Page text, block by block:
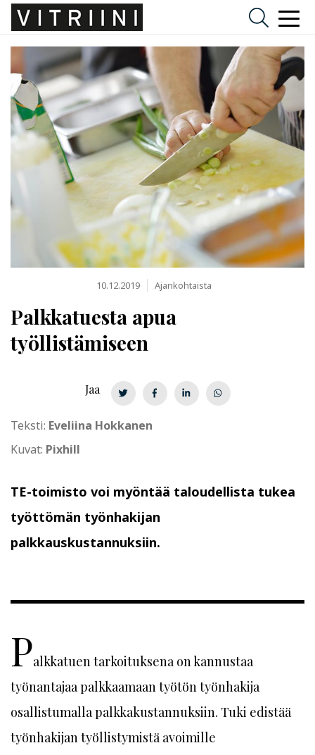
10.12.2019 Ajankohtaista
Palkkatuesta apua
työllistämiseen
Teksti: Eveliina Hokkanen
Kuvat: Pixhill
TE-toimisto voi myöntää taloudellista tukea
työttömän työnhakijan
palkkauskustannuksiin.
Jaa
Palkkatuen tarkoituksena on kannustaa
työnantajaa palkkaamaan työtön työnhakija
osallistumalla palkkakustannuksiin. Tuki edistää
työnhakijan työllistymistä avoimille